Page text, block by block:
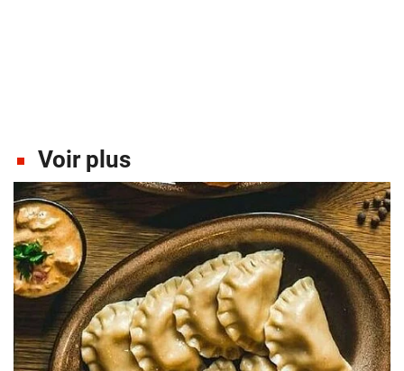
Voir plus